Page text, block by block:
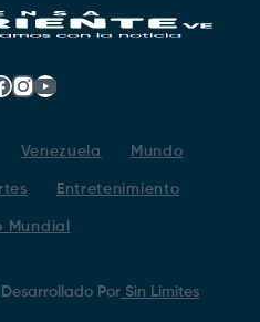
Facebook
Instagram
YouTube
Venezuela Mundo
Entretenimiento
Mundial
Por Sin Limites